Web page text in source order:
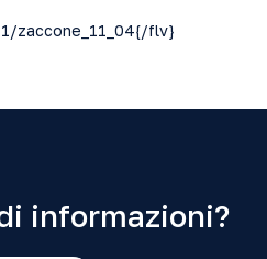
zaccone_11_04{/flv}
informazioni?